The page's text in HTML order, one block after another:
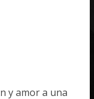
y amor a una